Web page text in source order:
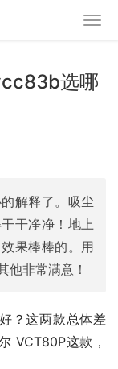
选哪
解释了。吸尘
干净净！地上
果棒棒的。用
他非常满意！
？这两款总体差
VCT80P这款，